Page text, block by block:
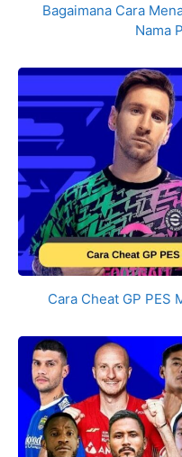
Bagaimana Cara
Nama
Cara Cheat GP PES